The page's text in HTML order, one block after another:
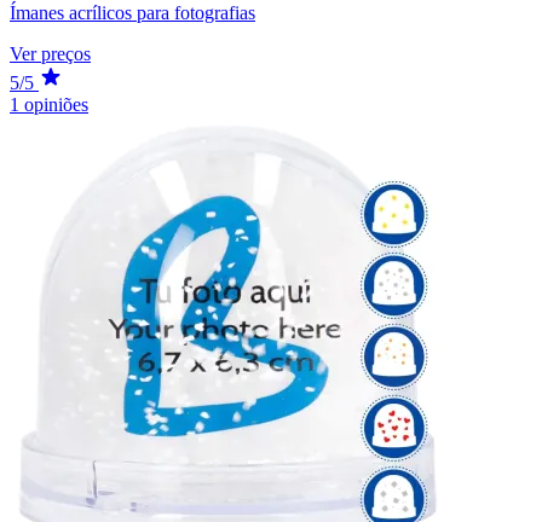
Ímanes acrílicos para fotografias
Ver preços
5/5
1 opiniões